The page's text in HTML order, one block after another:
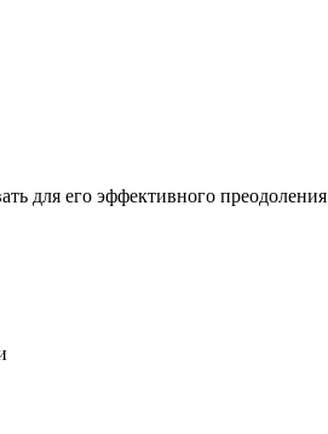
для его эффективного преодоления